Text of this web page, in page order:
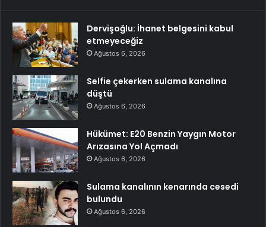
Dervişoğlu: İhanet belgesini kabul
etmeyeceğiz
Ağustos 6, 2026
Selfie çekerken sulama kanalına
düştü
Ağustos 6, 2026
Hükümet: E20 Benzin Yaygın Motor
Arızasına Yol Açmadı
Ağustos 6, 2026
Sulama kanalının kenarında cesedi
bulundu
Ağustos 6, 2026